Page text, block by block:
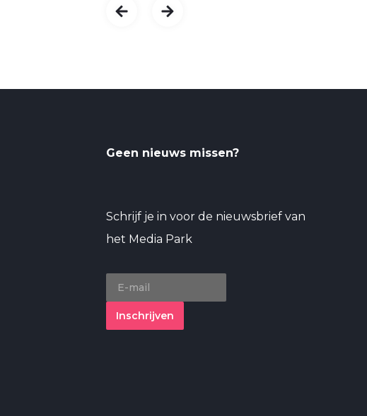
Geen nieuws missen?
Schrijf je in voor de nieuwsbrief van
het Media Park
Inschrijven